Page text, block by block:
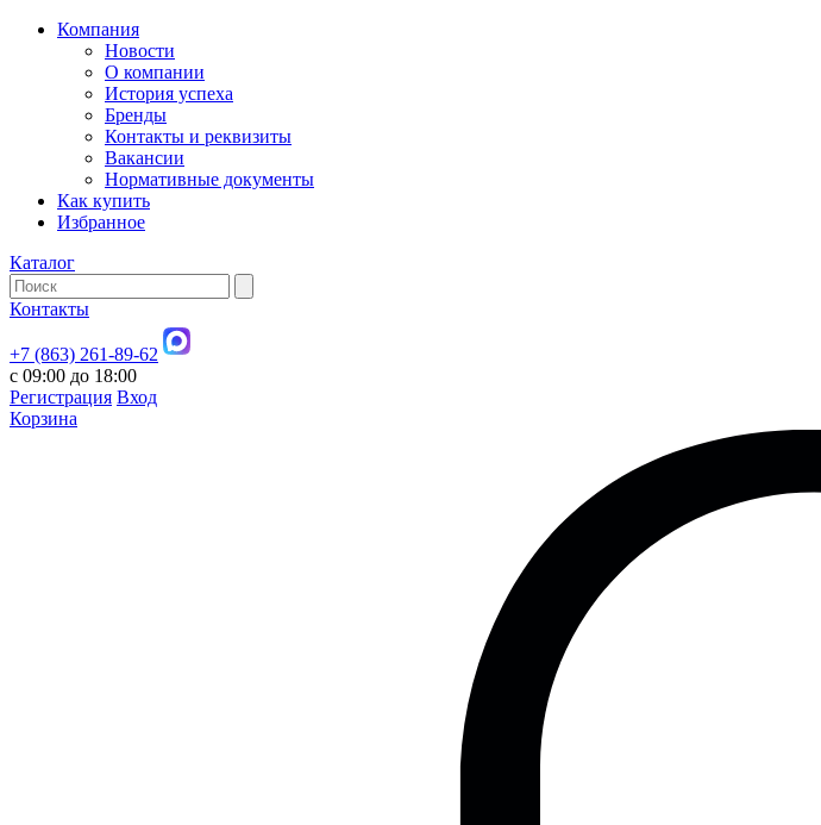
Компания
Новости
О компании
История успеха
Бренды
Контакты и реквизиты
Вакансии
Нормативные документы
Как купить
Избранное
Каталог
Контакты
+7 (863) 261-89-62
с 09:00 до 18:00
Регистрация Вход
Корзина